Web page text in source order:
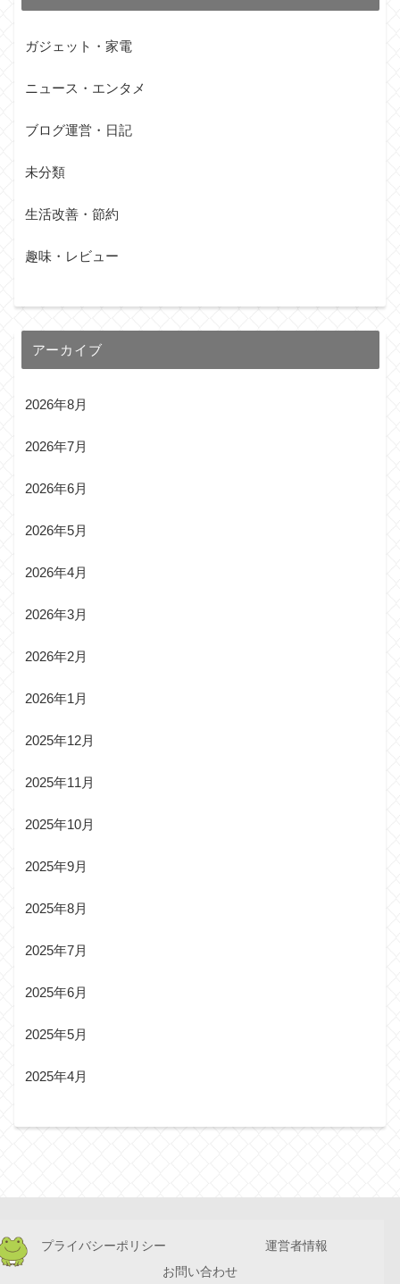
ガジェット・家電
ニュース・エンタメ
ブログ運営・日記
未分類
生活改善・節約
趣味・レビュー
アーカイブ
2026年8月
2026年7月
2026年6月
2026年5月
2026年4月
2026年3月
2026年2月
2026年1月
2025年12月
2025年11月
2025年10月
2025年9月
2025年8月
2025年7月
2025年6月
2025年5月
2025年4月
プライバシーポリシー
運営者情報
お問い合わせ